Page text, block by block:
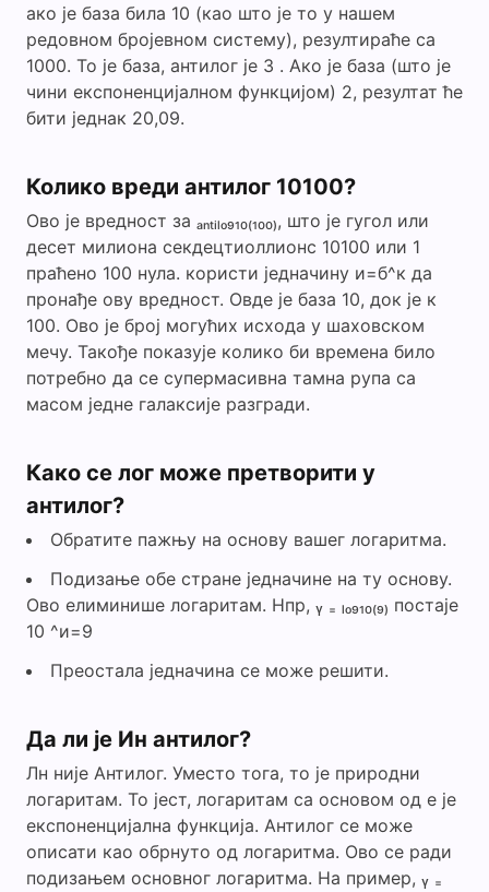
ако је база била 10 (као што је то у нашем
редовном бројевном систему), резултираће са
1000. То је база, антилог је 3 . Ако је база (што је
чини експоненцијалном функцијом) 2, резултат ће
бити једнак 20,09.
Колико вреди антилог 10100?
Ово је вредност за ₐₙₜᵢₗₒ₉₁₀₍₁₀₀₎, што је гугол или
десет милиона секдецтиоллионс 10100 или 1
праћено 100 нула. користи једначину и=б^к да
пронађе ову вредност. Овде је база 10, док је к
100. Ово је број могућих исхода у шаховском
мечу. Такође показује колико би времена било
потребно да се супермасивна тамна рупа са
масом једне галаксије разгради.
Како се лог може претворити у
антилог?
Обратите пажњу на основу вашег логаритма.
Подизање обе стране једначине на ту основу.
Ово елиминише логаритам. Нпр, ᵧ ₌ ₗₒ₉₁₀₍₉₎ постаје
10 ^и=9
Преостала једначина се може решити.
Да ли је Ин антилог?
Лн није Антилог. Уместо тога, то је природни
логаритам. То јест, логаритам са основом од е је
експоненцијална функција. Антилог се може
описати као обрнуто од логаритма. Ово се ради
подизањем основног логаритма. На пример, ᵧ ₌